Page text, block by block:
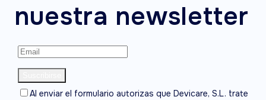
nuestra newsletter
Al enviar el formulario autorizas que Devicare, S.L. trate